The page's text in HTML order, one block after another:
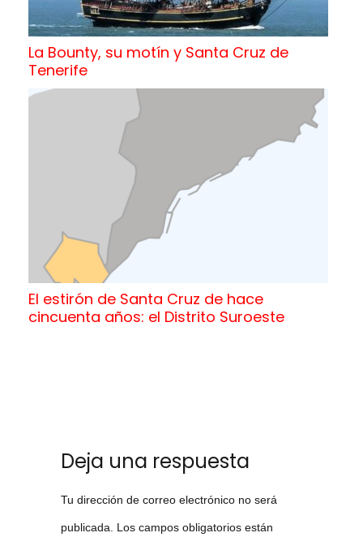
La Bounty, su motín y Santa Cruz de
Tenerife
El estirón de Santa Cruz de hace
cincuenta años: el Distrito Suroeste
Deja una respuesta
Tu dirección de correo electrónico no será
publicada. Los campos obligatorios están